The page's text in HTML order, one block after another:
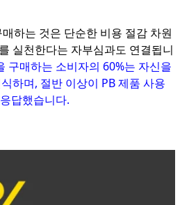
하는 것은 단순한 비용 절감 차원
실천한다는 자부심과도 연결됩니
구매하는 소비자의 60%는 자신을
하며, 절반 이상이 PB 제품 사용
답했습니다.